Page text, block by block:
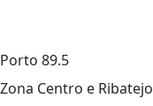
Porto 89.5
Zona Centro e Ribatejo